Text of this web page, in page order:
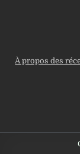
À propos des